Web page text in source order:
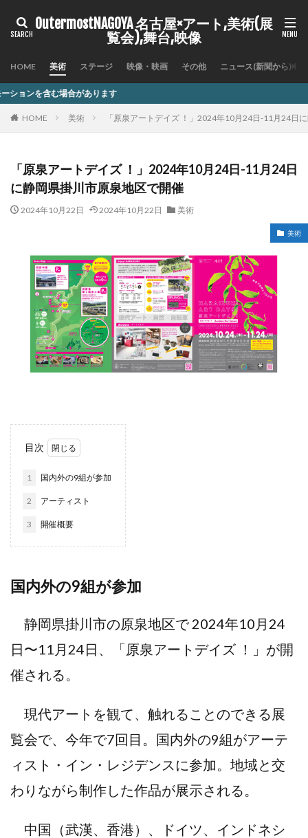
OutermostNAGOYA 名古屋×アート,美術(展
覧会),舞台,映像
HOME 美術 ステージ 映像・映画 その他 ニュース(新聞から)
ます
HOME 美術 「原泉アートデイズ ！」2024年10月24日-11月24日
「原泉アートデイズ ！」2024年10月24日-11月24日
に静岡県掛川市原泉地区で開催
2024年10月22日 2024年10月22日 美術
美術
目次
1 国内外の9組が参加
2 アーティスト
3 開催概要
国内外の9組が参加
静岡県掛川市の原泉地区で 2024年10月24
日〜11月24日、「原泉アートデイズ ！」が開
催される。
現代アートを観て、触れることのできる展
覧会で、今年で7回目。国内外の9組がアーテ
ィスト・イン・レジデンスに参加。地域と交
わりながら制作した作品が展示される。
中国（武漢、香港）、ドイツ、インドネシ